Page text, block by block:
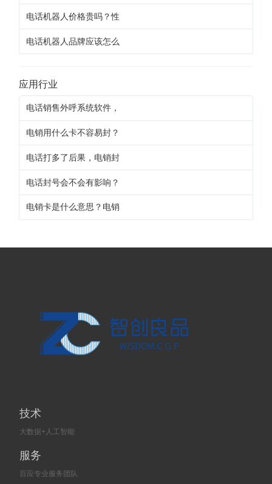
电话机器人价格贵吗？性
电话机器人品牌应该怎么
应用行业
电话销售外呼系统软件，
电销用什么卡不容易封？
电话打多了后果，电销封
电话封号会不会有影响？
电销卡是什么意思？电销
技术
大数据+人工智能
服务
百应专业服务团队